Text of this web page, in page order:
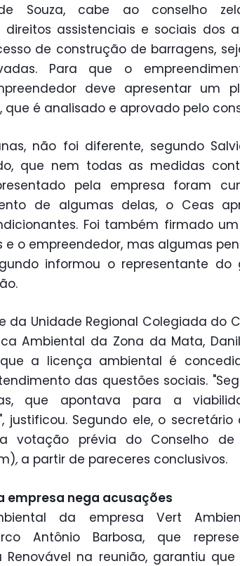
Souza, cabe ao conselho
assistenciais e sociais dos
de construção de barragens,
Para que o
deve apresentar um
que é analisado e aprovado pelo
não foi diferente, segundo
que nem todas as medidas
pela empresa foram
de algumas delas, o Ceas
Foi também firmado
e o empreendedor, mas algumas
informou o representante do
da Unidade Regional Colegiada do
Ambiental da Zona da Mata,
a licença ambiental é
das questões sociais.
que apontava para a
justificou. Segundo ele, o secretário
votação prévia do Conselho de
, a partir de pareceres conclusivos.
empresa nega acusações
da empresa Vert
Antônio Barbosa, que
Renovável na reunião, garantiu